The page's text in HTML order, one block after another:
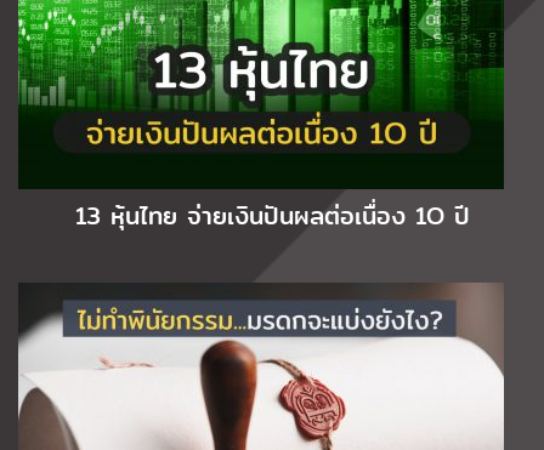
13 หุ้นไทย จ่ายเงินปันผลต่อเนื่อง 1O ปี